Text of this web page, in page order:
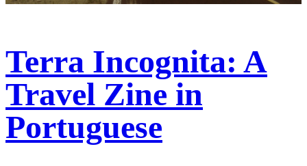
Terra Incognita: A
Travel Zine in
Portuguese